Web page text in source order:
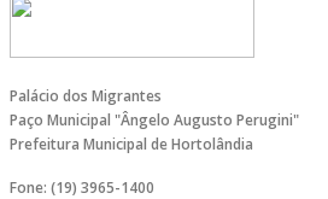
Palácio dos Migrantes
Paço Municipal "Ângelo Augusto Perugini"
Prefeitura Municipal de Hortolândia
Fone: (19) 3965-1400